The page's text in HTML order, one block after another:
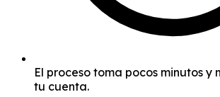
El proceso toma pocos minutos y
tu cuenta.